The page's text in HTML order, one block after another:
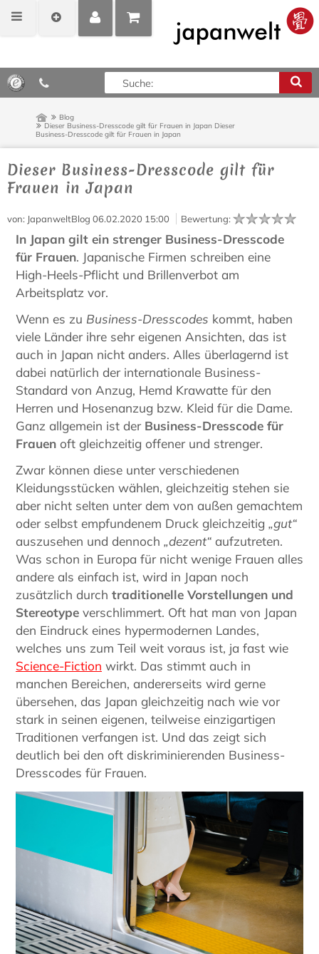
MEIN
POSITIONEN
ANZEIGEN
0,00 €*
Blog
Dieser Business-Dresscode gilt für Frauen in Japan Dieser
Business-Dresscode gilt für Frauen in Japan
Dieser Business-Dresscode gilt für
Frauen in Japan
von: JapanweltBlog 06.02.2020 15:00 Bewertung:
In Japan gilt ein strenger Business-Dresscode
für Frauen. Japanische Firmen schreiben eine
High-Heels-Pflicht und Brillenverbot am
Arbeitsplatz vor.
Wenn es zu Business-Dresscodes kommt, haben
viele Länder ihre sehr eigenen Ansichten, das ist
auch in Japan nicht anders. Alles überlagernd ist
dabei natürlich der internationale Business-
Standard von Anzug, Hemd Krawatte für den
Herren und Hosenanzug bzw. Kleid für die Dame.
Ganz allgemein ist der Business-Dresscode für
Frauen oft gleichzeitig offener und strenger.
Zwar können diese unter verschiedenen
Kleidungsstücken wählen, gleichzeitig stehen sie
aber nicht selten unter dem von außen gemachtem
oder selbst empfundenem Druck gleichzeitig „gut“
auszusehen und dennoch „dezent“ aufzutreten.
Was schon in Europa für nicht wenige Frauen alles
andere als einfach ist, wird in Japan noch
zusätzlich durch traditionelle Vorstellungen und
Stereotype verschlimmert. Oft hat man von Japan
den Eindruck eines hypermodernen Landes,
welches uns zum Teil weit voraus ist, ja fast wie
Science-Fiction wirkt. Das stimmt auch in
manchen Bereichen, andererseits wird gerne
übersehen, das Japan gleichzeitig nach wie vor
stark in seinen eigenen, teilweise einzigartigen
Traditionen verfangen ist. Und das zeigt sich
deutlich bei den oft diskriminierenden Business-
Dresscodes für Frauen.